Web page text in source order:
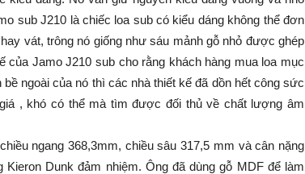
sub J210 là chiếc loa sub có kiểu dáng không thể đơn
vát, trông nó giống như sáu mảnh gỗ nhỏ được ghép
của Jamo J210 sub cho rằng khách hàng mua loa mục
ngoài của nó thì các nhà thiết kế đã dồn hết công sức
, khó có thể mà tìm được đối thủ về chất lượng âm
ngang 368,3mm, chiều sâu 317,5 mm và cân nặng
Dunk đảm nhiệm. Ông đã dùng gỗ MDF để làm